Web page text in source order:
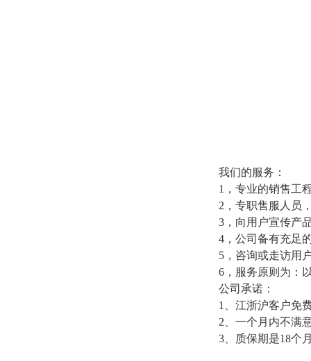
我们的服务：
1，专业的销售工
2，专职售服人员
3，向用户宣传产
4，公司备有充足
5，咨询或走访用
6，服务原则为：
公司承诺：
1、江浙沪客户免
2、一个月内不满
3、质保期是18个